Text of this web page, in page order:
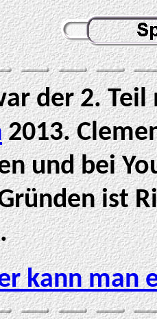
der 2.
2013.
und bei
ist
kann man